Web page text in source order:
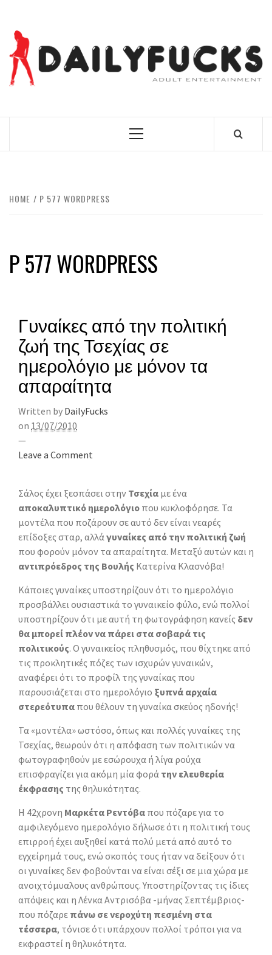
content
Primary
HOME P 577 WORDPRESS
P 577 WORDPRESS
Γυναίκες από την πολιτική
ζωή της Τσεχίας σε
ημερολόγιο με μόνον τα
απαραίτητα
Written by DailyFucks
on 13/07/2010
—
Leave a Comment
Σάλος έχει ξεσπάσει στην Τσεχία με ένα
αποκαλυπτικό ημερολόγιο που κυκλοφόρησε. Τα
μοντέλα που ποζάρουν σε αυτό δεν είναι νεαρές
επίδοξες σταρ, αλλά γυναίκες από την πολιτική ζωή
που φορούν μόνον τα απαραίτητα. Μεταξύ αυτών και η
αντιπρόεδρος της Βουλής Κατερίνα Κλασνόβα!
Κάποιες γυναίκες υποστηρίζουν ότι το ημερολόγιο
προσβάλλει ουσιαστικά το γυναικείο φύλο, ενώ πολλοί
υποστηρίζουν ότι με αυτή τη φωτογράφηση κανείς δεν
θα μπορεί πλέον να πάρει στα σοβαρά τις
πολιτικούς. Ο γυναικείος πληθυσμός, που θίχτηκε από
τις προκλητικές πόζες των ισχυρών γυναικών,
αναφέρει ότι το προφίλ της γυναίκας που
παρουσιάζεται στο ημερολόγιο ξυπνά αρχαία
στερεότυπα που θέλουν τη γυναίκα σκεύος ηδονής!
Τα «μοντέλα» ωστόσο, όπως και πολλές γυναίκες της
Τσεχίας, θεωρούν ότι η απόφαση των πολιτικών να
φωτογραφηθούν με εσώρουχα ή λίγα ρούχα
επισφραγίζει για ακόμη μία φορά την ελευθερία
έκφρασης της θηλυκότητας.
Η 42χρονη Μαρκέτα Ρεντόβα που πόζαρε για το
αμφιλεγόμενο ημερολόγιο δήλωσε ότι η πολιτική τους
επιρροή έχει αυξηθεί κατά πολύ μετά από αυτό το
εγχείρημά τους, ενώ σκοπός τους ήταν να δείξουν ότι
οι γυναίκες δεν φοβούνται να είναι σέξι σε μια χώρα με
ανοιχτόμυαλους ανθρώπους. Υποστηρίζοντας τις ίδιες
απόψεις και η Λένκα Αντρισόβα -μήνας Σεπτέμβριος-
που πόζαρε πάνω σε νεροχύτη πεσμένη στα
τέσσερα, τόνισε ότι υπάρχουν πολλοί τρόποι για να
εκφραστεί η θηλυκότητα.